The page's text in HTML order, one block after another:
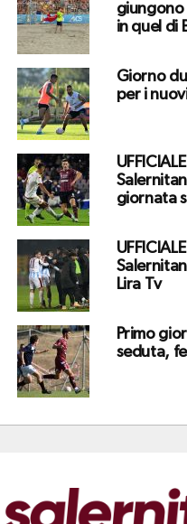
giungono
in quel di
Giorno
per i
giornata
Lira Tv
Primo
seduta,